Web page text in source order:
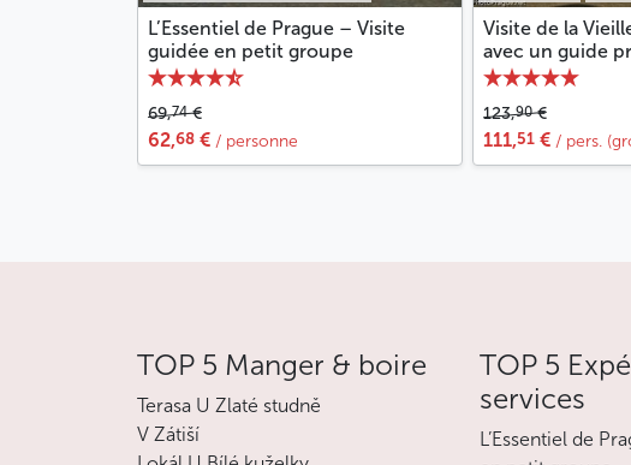
L’Essentiel de Prague – Visite
guidée en petit groupe
69,74€
62,68 € / personne
Visite de la
avec un guide
123,90€
111,51 € / pers.
TOP 5 Manger & boire
Terasa U Zlaté studně
V Zátiší
TOP 5
services
L’Essentiel de